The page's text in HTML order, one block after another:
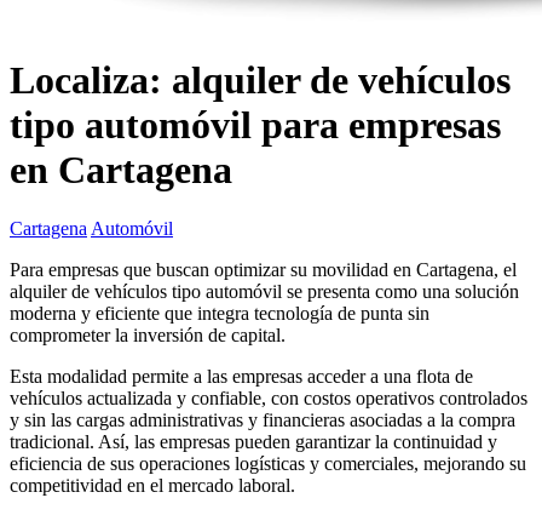
Localiza: alquiler de vehículos
tipo automóvil para empresas
en Cartagena
Cartagena Automóvil
Para empresas que buscan optimizar su movilidad en Cartagena, el
alquiler de vehículos tipo automóvil se presenta como una solución
moderna y eficiente que integra tecnología de punta sin
comprometer la inversión de capital.
Esta modalidad permite a las empresas acceder a una flota de
vehículos actualizada y confiable, con costos operativos controlados
y sin las cargas administrativas y financieras asociadas a la compra
tradicional. Así, las empresas pueden garantizar la continuidad y
eficiencia de sus operaciones logísticas y comerciales, mejorando su
competitividad en el mercado laboral.